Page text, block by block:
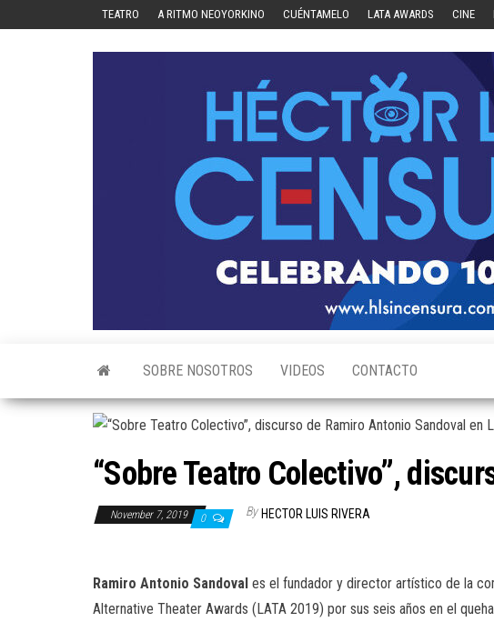
TEATRO A RITMO NEOYORKINO CUÉNTAMELO LATA AWARDS CINE
SOBRE NOSOTROS VIDEOS CONTACTO
“Sobre Teatro Colectivo”,
November 7, 2019 0 By HECTOR LUIS RIVERA
Ramiro Antonio Sandoval es el fundador y director artístico de la
Alternative Theater Awards (LATA 2019) por sus seis años en el